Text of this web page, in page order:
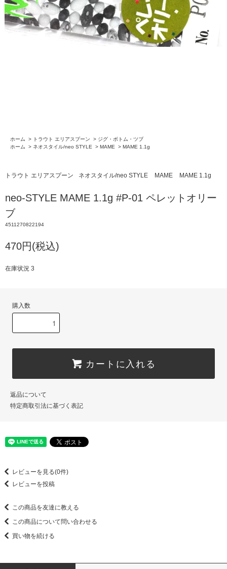
ホーム > トラウト エリアスプーン > ジグ・ボトム・ツブ
ホーム
> ネオスタイル/neo STYLE > MAME > MAME 1.1g
トラウト エリアスプーン ネオスタイル/neo STYLE MAME MAME 1.1g
neo-STYLE MAME 1.1g #P-01 ペレットオリー
ブ
4511270822194
470円(税込)
在庫状況 3
購入数
カートに入れる
返品について
特定商取引法に基づく表記
レビューを見る(0件)
レビューを投稿
この商品を友達に教える
この商品について問い合わせる
買い物を続ける